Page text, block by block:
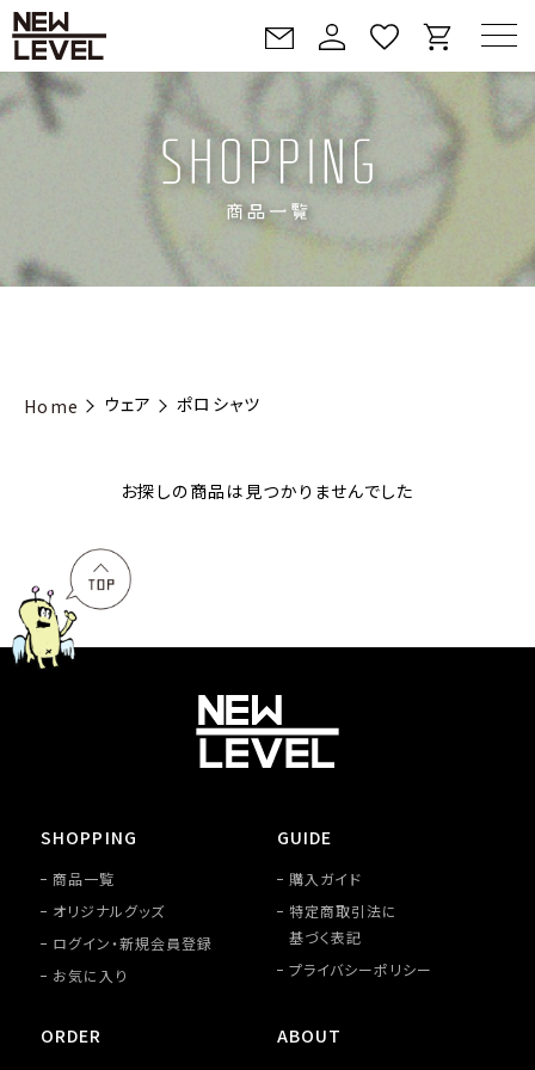
Home ウェア ポロシャツ
お探しの商品は見つかりませんでした
SHOPPING
商品一覧
オリジナルグッズ
ログイン・新規会員登録
お気に入り
GUIDE
購入ガイド
特定商取引法に
基づく表記
プライバシーポリシー
ORDER ABOUT